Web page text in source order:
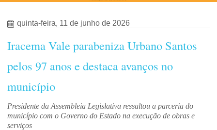
quinta-feira, 11 de junho de 2026
Iracema Vale parabeniza Urbano Santos
pelos 97 anos e destaca avanços no
município
Presidente da Assembleia Legislativa ressaltou a parceria do
município com o Governo do Estado na execução de obras e
serviços